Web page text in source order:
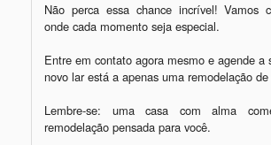
Não perca essa chance incrível! Vamos
onde cada momento seja especial.
Entre em contato agora mesmo e agende a
novo lar está a apenas uma remodelação
Lembre-se: uma casa com alma
remodelação pensada para você.